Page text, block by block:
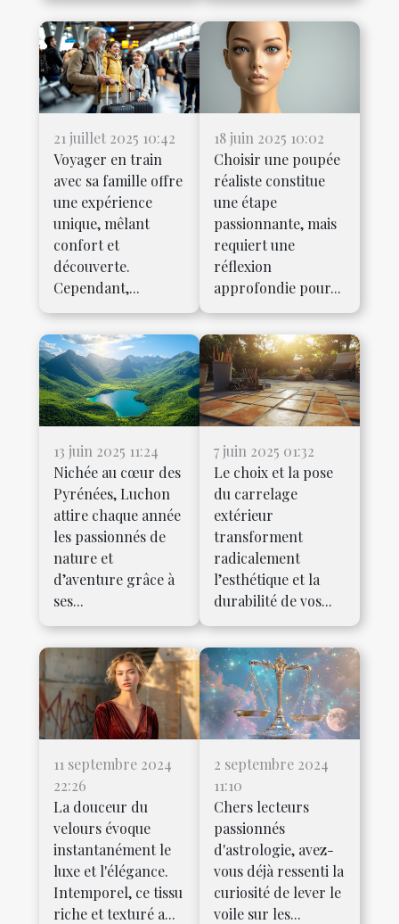
21 juillet 2025 10:42
Voyager en train
avec sa famille offre
une expérience
unique, mêlant
confort et
découverte.
Cependant,...
18 juin 2025 10:02
Choisir une poupée
réaliste constitue
une étape
passionnante, mais
requiert une
réflexion
approfondie pour...
13 juin 2025 11:24
Nichée au cœur des
Pyrénées, Luchon
attire chaque année
les passionnés de
nature et
d’aventure grâce à
ses...
7 juin 2025 01:32
Le choix et la pose
du carrelage
extérieur
transforment
radicalement
l’esthétique et la
durabilité de vos...
11 septembre 2024
22:26
La douceur du
velours évoque
instantanément le
luxe et l'élégance.
Intemporel, ce tissu
riche et texturé a...
2 septembre 2024
11:10
Chers lecteurs
passionnés
d'astrologie, avez-
vous déjà ressenti la
curiosité de lever le
voile sur les...